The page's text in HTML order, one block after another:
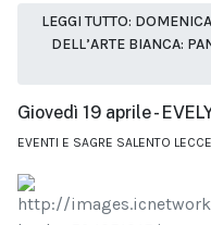
LEGGI TUTTO:
DELL’ARTE BIANCA:
Giovedì 19 aprile -
EVENTI E SAGRE SALENTO LECCE